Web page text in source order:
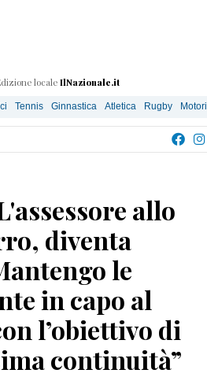
localeIlNazionale.it
Tennis Ginnastica Atletica Rugby Motori
allo
diventa
le
in capo al
l’obiettivo di
continuità”